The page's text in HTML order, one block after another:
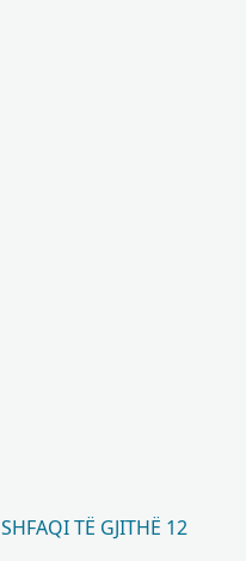
SHFAQI TË GJITHË 12